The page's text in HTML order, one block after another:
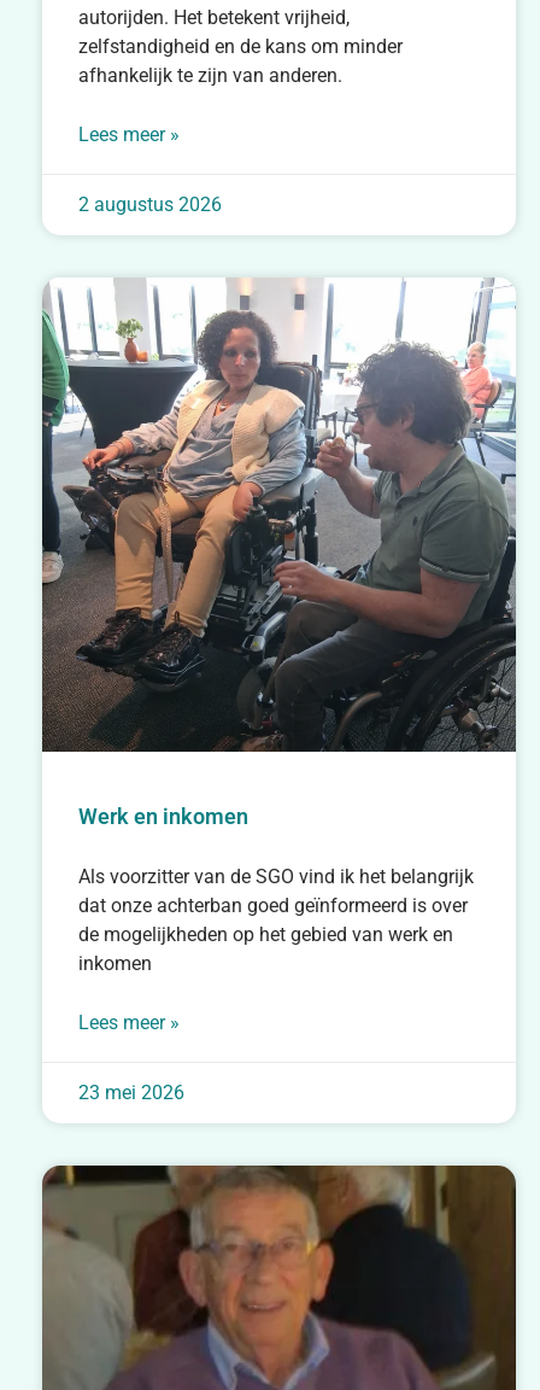
autorijden. Het betekent vrijheid,
zelfstandigheid en de kans om minder
afhankelijk te zijn van anderen.
Lees meer »
2 augustus 2026
Werk en inkomen
Als voorzitter van de SGO vind ik het belangrijk
dat onze achterban goed geïnformeerd is over
de mogelijkheden op het gebied van werk en
inkomen
Lees meer »
23 mei 2026